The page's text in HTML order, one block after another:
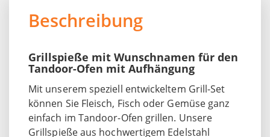
Beschreibung
Grillspieße mit Wunschnamen für den
Tandoor-Ofen mit Aufhängung
Mit unserem speziell entwickeltem Grill-Set
können Sie Fleisch, Fisch oder Gemüse ganz
einfach im Tandoor-Ofen grillen. Unsere
Grillspieße aus hochwertigem Edelstahl